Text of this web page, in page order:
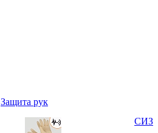
Защита рук
СИЗ